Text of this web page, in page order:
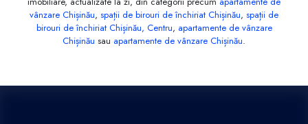
vânzare Chișinău, spații de birouri de închiriat Chișinău, spații de
birouri de închiriat Chișinău, Centru, apartamente de vânzare
Chișinău sau apartamente de vânzare Chișinău.